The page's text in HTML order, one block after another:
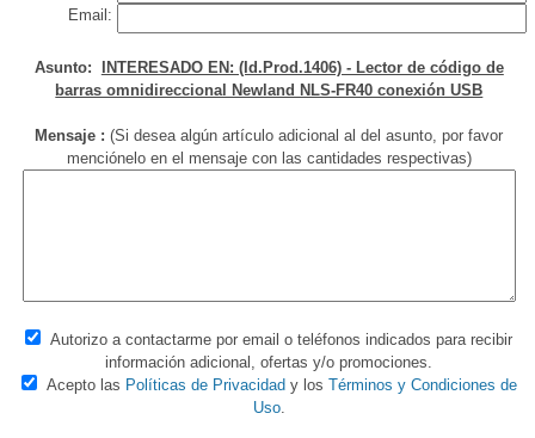
Email:
Asunto:
INTERESADO EN: (Id.Prod.1406) - Lector de código de
barras omnidireccional Newland NLS-FR40 conexión USB
Mensaje : (Si desea algún artículo adicional al del asunto, por favor
menciónelo en el mensaje con las cantidades respectivas)
Autorizo a contactarme por email o teléfonos indicados para recibir
información adicional, ofertas y/o promociones.
Acepto las Políticas de Privacidad y los Términos y Condiciones de
Uso.